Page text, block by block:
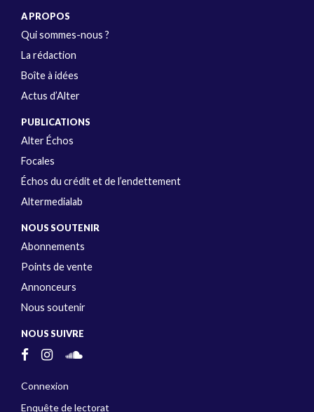
A PROPOS
Qui sommes-nous ?
La rédaction
Boîte à idées
Actus d’Alter
PUBLICATIONS
Alter Échos
Focales
Échos du crédit et de l’endettement
Altermedialab
NOUS SOUTENIR
Abonnements
Points de vente
Annonceurs
Nous soutenir
NOUS SUIVRE
Connexion
Enquête de lectorat